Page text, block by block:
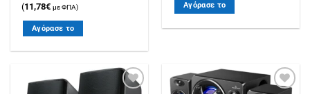
(11,78€ με ΦΠΑ)
Αγόρασε το
Αγόρασε το